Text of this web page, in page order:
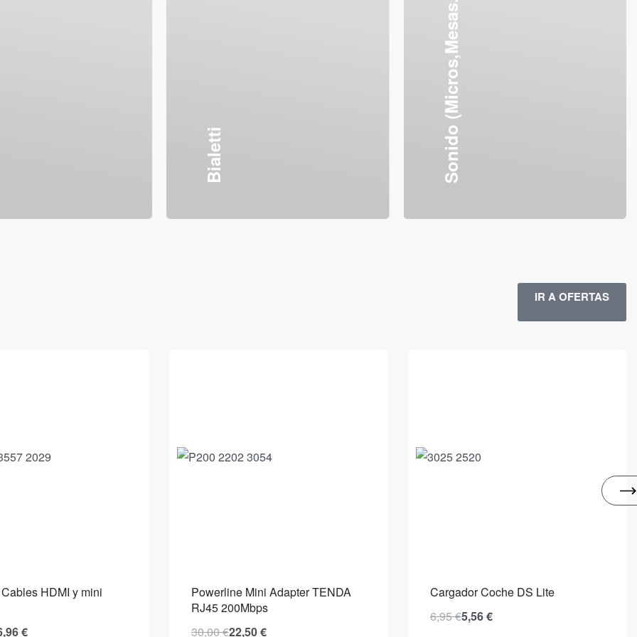
Bialetti Sonido (Micros,Mesas...etc)
IR A OFERTAS
HDMI y mini
€
Powerline Mini Adapter TENDA
RJ45 200Mbps
30,00€22,50€
Cargador Coche DS Lite
6,95€5,56€